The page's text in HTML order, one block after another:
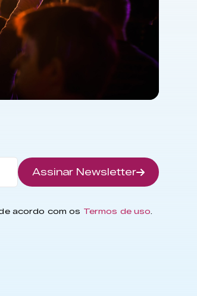
Assinar Newsletter
acordo com os Termos de uso